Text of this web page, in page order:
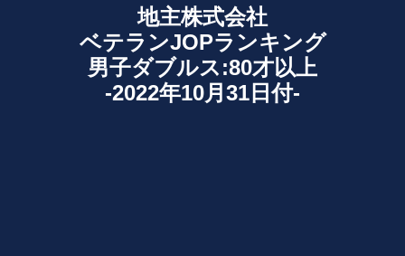
地主株式会社
ベテランJOPランキング
男子ダブルス:80才以上
-2022年10月31日付-